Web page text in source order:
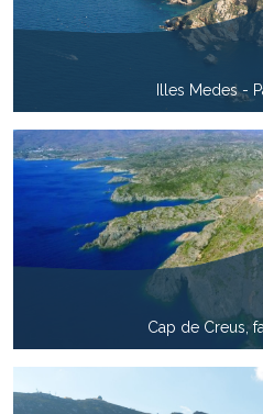
Illes Medes -
Cap de Creus,